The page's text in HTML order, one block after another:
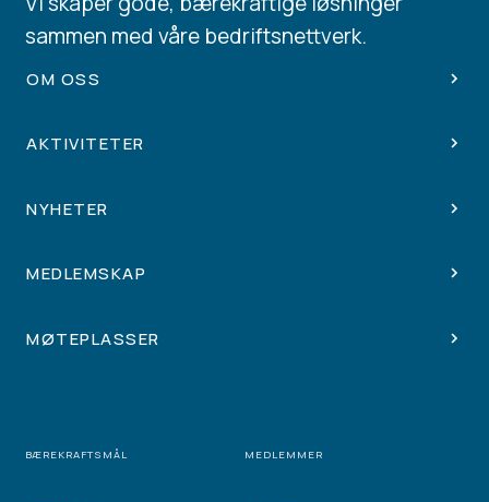
sammen med våre bedriftsnettverk.
OM OSS
AKTIVITETER
NYHETER
MEDLEMSKAP
MØTEPLASSER
BÆREKRAFTSMÅL MEDLEMMER